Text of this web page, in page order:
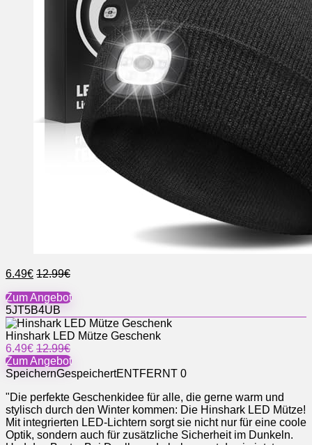
6.49€ 12.99€
Zum Angebot
5JT5B4UB
Hinshark LED Mütze Geschenk
6.49€ 12.99€
Zum Angebot
SpeichernGespeichertENTFERNT 0
"Die perfekte Geschenkidee für alle, die gerne warm und
stylisch durch den Winter kommen: Die Hinshark LED Mütze!
Mit integrierten LED-Lichtern sorgt sie nicht nur für eine coole
Optik, sondern auch für zusätzliche Sicherheit im Dunkeln.